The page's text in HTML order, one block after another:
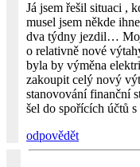
Já jsem řešil situaci ,
musel jsem někde
dva týdny jezdil…
o relativně nové
byla by výměna
zakoupit celý nový
stanovování finanční
šel do spořících účtů
odpovědět